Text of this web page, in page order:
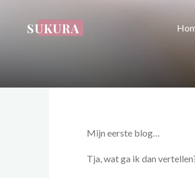
SUKURA
Mijn eerste blog…
Tja, wat ga ik dan